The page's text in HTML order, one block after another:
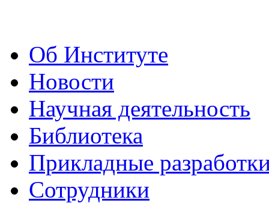
Об Институте
Новости
Научная деятельность
Библиотека
Прикладные
Сотрудники